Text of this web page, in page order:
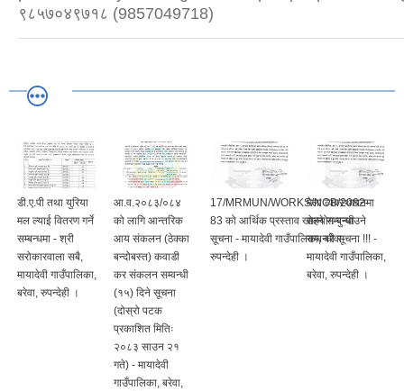
९८५७०४९७१८ (9857049718)
डी.ए.पी तथा युरिया
मल ल्याई वितरण गर्ने
सम्बन्धमा - श्री
सरोकारवाला सबै,
मायादेवी गाउँपालिका,
बरेवा, रुपन्देही ।
आ.व.२०८३/०८४
को लागि आन्तरिक
आय संकलन (ठेक्का
बन्दोबस्त) कवाडी
कर संकलन सम्वन्धी
(१५) दिने सूचना
(दोस्रो पटक
प्रकाशित मितिः
२०८३ साउन २१
गते) - मायादेवी
गाउँपालिका, बरेवा,
17/MRMUN/WORKS/NCB/2082-
83 को आर्थिक प्रस्ताव खोल्ने सम्बन्धी
सूचना - मायादेवी गाउँपालिका, बरेवा-
रुपन्देही ।
मेला व्यवस्थापनमा
सहयोग पुऱ्याउने
सम्बन्धी सूचना !!! -
मायादेवी गाउँपालिका,
बरेवा, रुपन्देही ।